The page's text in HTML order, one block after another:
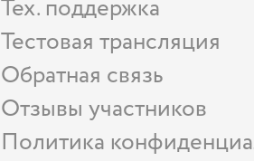
Тех. поддержка
Тестовая трансляция
Обратная связь
Отзывы участников
Политика